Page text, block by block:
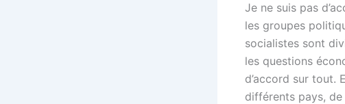
Je ne suis pas
les groupes
socialistes sont
les questions
d’accord sur tout.
différents pays,